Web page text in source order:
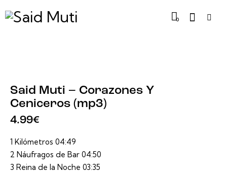
0
Said Muti – Corazones Y
Ceniceros (mp3)
4.99€
1 Kilómetros 04:49
2 Náufragos de Bar 04:50
3 Reina de la Noche 03:35